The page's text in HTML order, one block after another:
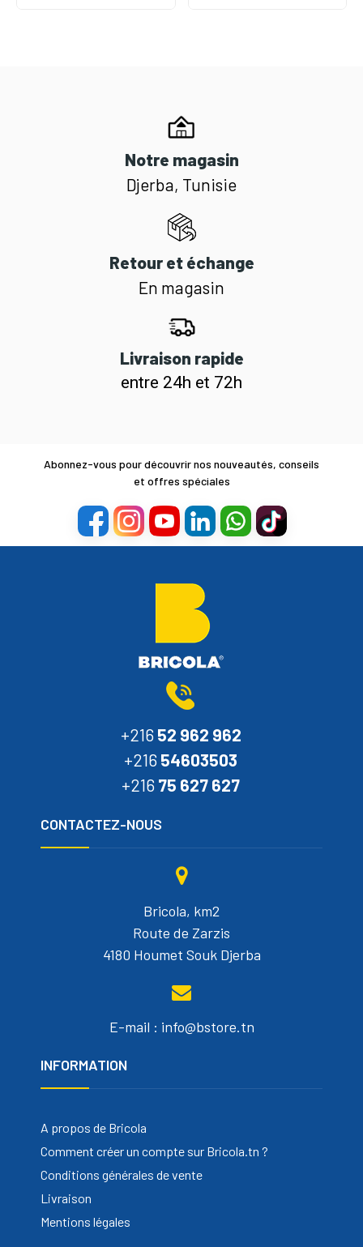
Notre magasin
Djerba, Tunisie
Retour et échange
En magasin
Livraison rapide
entre 24h et 72h
Abonnez-vous pour découvrir nos nouveautés, conseils
et offres spéciales
+216 52 962 962
+216 54603503
+216 75 627 627
CONTACTEZ-NOUS
Bricola, km2
Route de Zarzis
4180 Houmet Souk Djerba
E-mail : info@bstore.tn
INFORMATION
A propos de Bricola
Comment créer un compte sur Bricola.tn ?
Conditions générales de vente
Livraison
Mentions légales